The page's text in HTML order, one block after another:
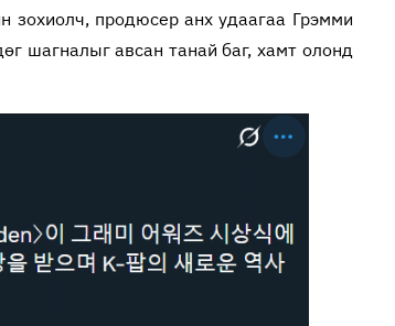
зохиолч, продюсер анх удаагаа Грэмми
шагналыг авсан танай баг, хамт олонд